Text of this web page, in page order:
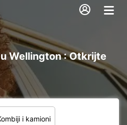
Wellington : Otkrijte
i kamioni